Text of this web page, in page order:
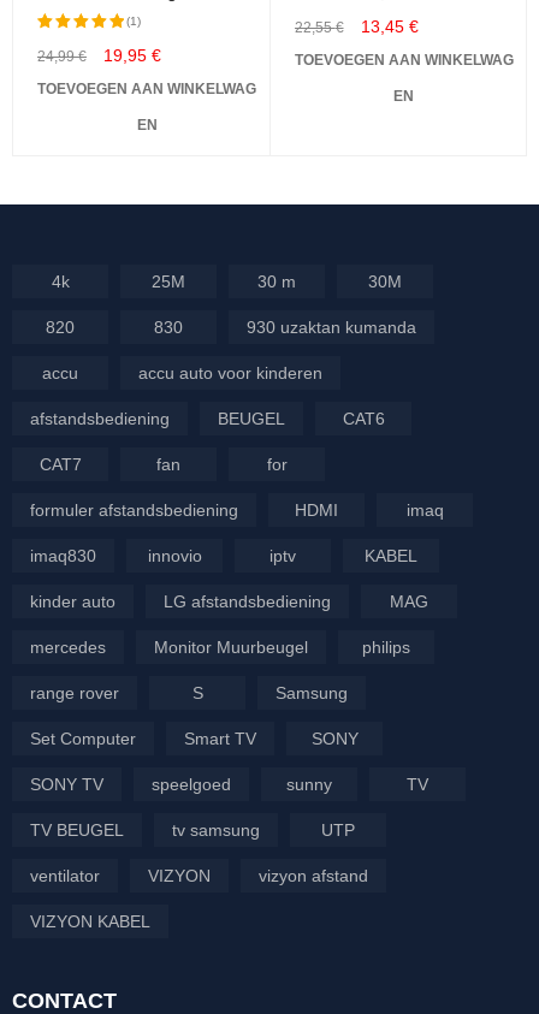
Geschikt voor alle
Afstandsbediening LCD /
LED / SMART televisie's [
Beoordeeld
van 5
(1)
24,99€ 19,95 €
TOEVOEGEN AAN WINKELWAG
EN
22,55€ 13,45 €
TOEVOEGEN AAN WINKELWAG
EN
4k 25M 30 m 30M
820 830 930 uzaktan kumanda
accu accu auto voor kinderen
afstandsbediening BEUGEL CAT6
CAT7 fan for
formuler afstandsbediening HDMI imaq
imaq830 innovio iptv KABEL
kinder auto LG afstandsbediening MAG
mercedes Monitor Muurbeugel philips
range rover S Samsung
Set Computer Smart TV SONY
SONY TV speelgoed sunny TV
TV BEUGEL tv samsung UTP
ventilator VIZYON vizyon afstand
VIZYON KABEL
CONTACT